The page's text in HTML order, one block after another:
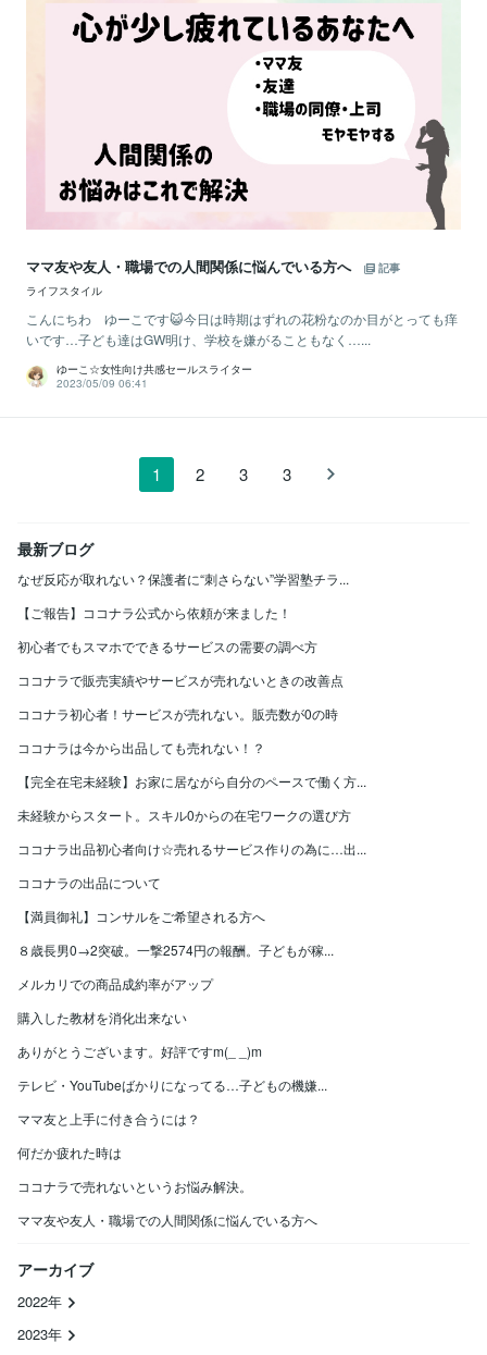
ママ友や友人・職場での人間関係に悩んでいる方へ
記事
ライフスタイル
こんにちわ ゆーこです😺今日は時期はずれの花粉なのか目がとっても痒
いです…子ども達はGW明け、学校を嫌がることもなく…...
ゆーこ☆女性向け共感セールスライター
2023/05/09 06:41
1 2 3 3
最新ブログ
なぜ反応が取れない？保護者に“刺さらない”学習塾チラ...
【ご報告】ココナラ公式から依頼が来ました！
初心者でもスマホでできるサービスの需要の調べ方
ココナラで販売実績やサービスが売れないときの改善点
ココナラ初心者！サービスが売れない。販売数が0の時
ココナラは今から出品しても売れない！？
【完全在宅未経験】お家に居ながら自分のペースで働く方...
未経験からスタート。スキル0からの在宅ワークの選び方
ココナラ出品初心者向け☆売れるサービス作りの為に…出...
ココナラの出品について
【満員御礼】コンサルをご希望される方へ
８歳長男0→2突破。一撃2574円の報酬。子どもが稼...
メルカリでの商品成約率がアップ
購入した教材を消化出来ない
ありがとうございます。好評ですm(_ _)m
テレビ・YouTubeばかりになってる…子どもの機嫌...
ママ友と上手に付き合うには？
何だか疲れた時は
ココナラで売れないというお悩み解決。
ママ友や友人・職場での人間関係に悩んでいる方へ
アーカイブ
2022年
2023年